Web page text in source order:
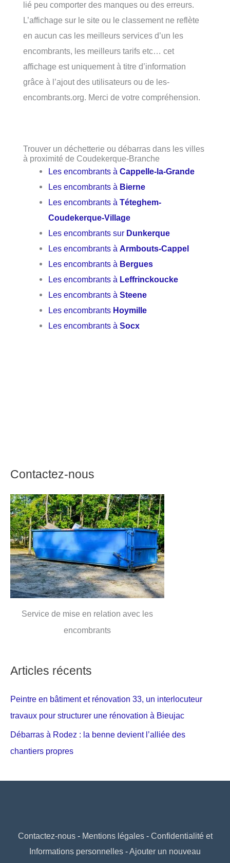
lié peu comporter des manques ou des erreurs.
L’affichage sur le site ou le classement ne reflète
en aucun cas les meilleurs services d’un les
encombrants, les meilleurs tarifs etc… cet
affichage est uniquement à titre d’information
grâce à l’ajout des utilisateurs ou de les-
encombrants.org. Merci de votre compréhension.
Trouver un déchetterie ou débarras dans les villes
à proximité de Coudekerque-Branche
Les encombrants àCappelle-la-Grande
Les encombrants à Bierne
Les encombrants àTéteghem-
Coudekerque-Village
Les encombrants sur Dunkerque
Les encombrants àArmbouts-Cappel
Les encombrants à Bergues
Les encombrants à Leffrinckoucke
Les encombrants àSteene
Les encombrants Hoymille
Les encombrants àSocx
Contactez-nous
Service de mise en relation avec les
encombrants
Articles récents
Peintre en bâtiment et rénovation 33, un interlocuteur
travaux pour structurer une rénovation à Bieujac
Débarras à Rodez : la benne devient l’alliée des
chantiers propres
Contactez-nous- Mentions légales- Confidentialité et
Informations personnelles -Ajouter un nouveau